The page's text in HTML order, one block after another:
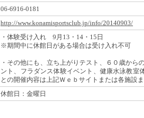
06-6916-0181
http://www.konamisportsclub.jp/info/20140903/
・体験受け入れ 9月13・14・15日
※期間中に休館日がある場合は受け入れ不可
・その他にも、立ち上がりテスト、６０歳から
ント、フラダンス体験イベント、健康水泳教室
との開催内容は上記Ｗｅｂサイトまたは各施設
休館日：金曜日